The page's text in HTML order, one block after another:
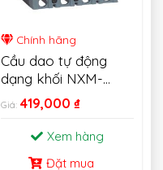
Chính hãng
Cầu dao tự động
dạng khối NXM-
MCCB CHINT
Giá: 419,000 ₫
Xem hàng
Đặt mua